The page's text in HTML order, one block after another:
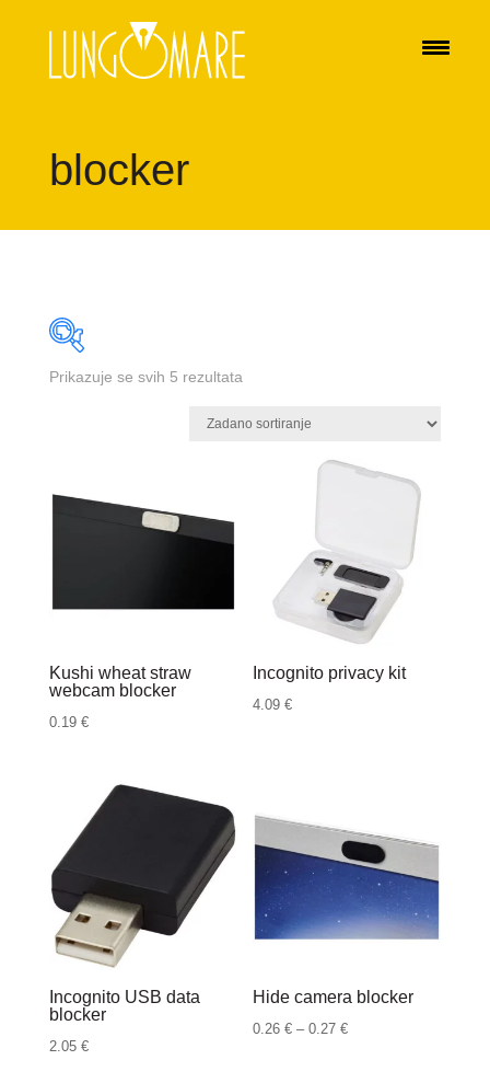
blocker
Prikazuje se svih 5 rezultata
Kushi wheat straw
webcam blocker
0.19 €
Incognito privacy kit
4.09€
Incognito USB data
blocker
2.05 €
Hide camera blocker
0.26€ – 0.27€Raspon